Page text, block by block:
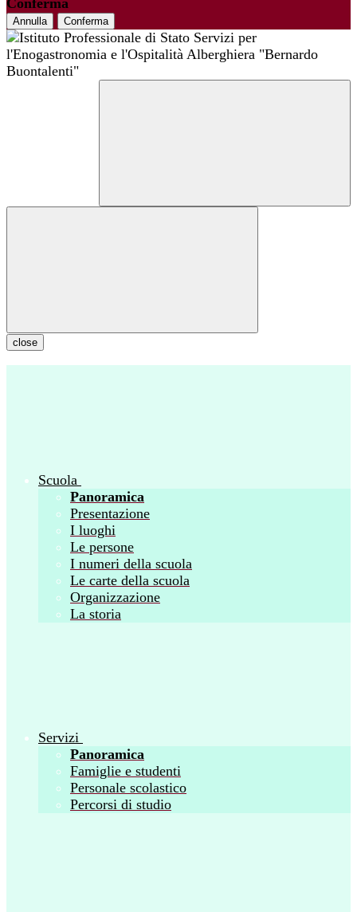
Conferma
Annulla Conferma
close
Scuola
Panoramica
Presentazione
I luoghi
Le persone
I numeri della scuola
Le carte della scuola
Organizzazione
La storia
Servizi
Panoramica
Famiglie e studenti
Personale scolastico
Percorsi di studio